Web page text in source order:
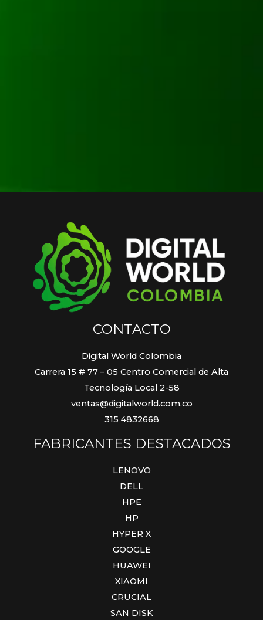
CONTACTO
Digital World Colombia
Carrera 15 # 77 – 05 Centro Comercial de Alta
Tecnología Local 2-58
ventas@digitalworld.com.co
315 4832668
FABRICANTES DESTACADOS
LENOVO
DELL
HPE
HP
HYPER X
GOOGLE
HUAWEI
XIAOMI
CRUCIAL
SAN DISK